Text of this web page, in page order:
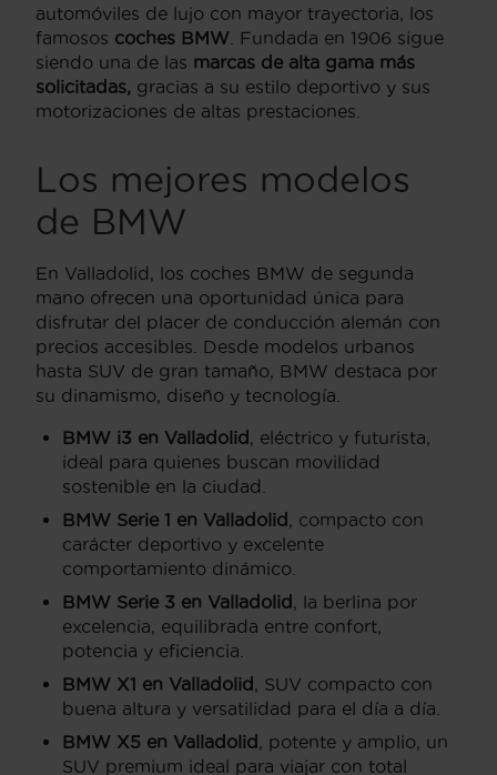
automóviles de lujo con mayor trayectoria, los
famosos coches BMW . Fundada en 1906 sigue
siendo una de las marcas de alta gama más
solicitadas, gracias a su estilo deportivo y sus
motorizaciones de altas prestaciones.
Los mejores modelos
de BMW
En Valladolid, los coches BMW de segunda
mano ofrecen una oportunidad única para
disfrutar del placer de conducción alemán con
precios accesibles. Desde modelos urbanos
hasta SUV de gran tamaño, BMW destaca por
su dinamismo, diseño y tecnología.
BMW i3 en Valladolid
, eléctrico y futurista,
ideal para quienes buscan movilidad
sostenible en la ciudad.
BMW Serie 1 en Valladolid
, compacto con
carácter deportivo y excelente
comportamiento dinámico.
BMW Serie 3 en Valladolid
, la berlina por
excelencia, equilibrada entre confort,
potencia y eficiencia.
BMW X1 en Valladolid
, SUV compacto con
buena altura y versatilidad para el día a día.
BMW X5 en Valladolid
, potente y amplio, un
SUV premium ideal para viajar con total